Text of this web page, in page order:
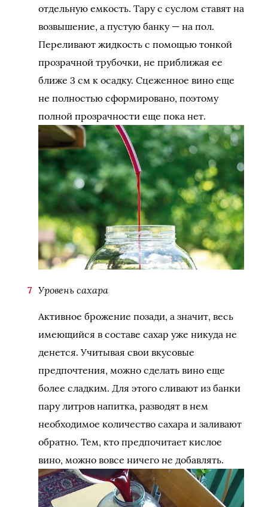
отдельную емкость. Тару с суслом ставят на
возвышение, а пустую банку — на пол.
Переливают жидкость с помощью тонкой
прозрачной трубочки, не приближая ее
ближе 3 см к осадку. Сцеженное вино еще
не полностью сформировано, поэтому
полной прозрачности еще пока нет.
Уровень сахара
Активное брожение позади, а значит, весь
имеющийся в составе сахар уже никуда не
денется. Учитывая свои вкусовые
предпочтения, можно сделать вино еще
более сладким. Для этого сливают из банки
пару литров напитка, разводят в нем
необходимое количество сахара и заливают
обратно. Тем, кто предпочитает кислое
вино, можно вовсе ничего не добавлять.